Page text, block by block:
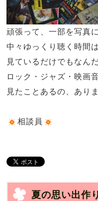
頑張って、一部を写真
中々ゆっくり聴く時間
見ているだけでもなん
ロック・ジャズ・映画
見たことあるの、あり
相談員
夏の思い出作り